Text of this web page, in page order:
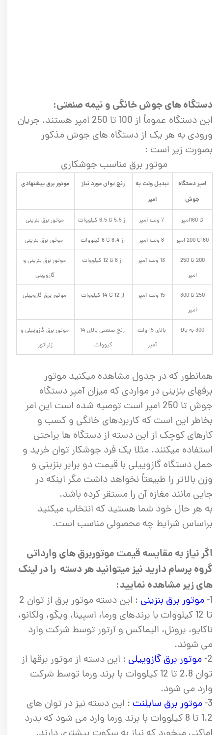
دستگاه های جوش خانگی و نیمه صنعتی:
این دستگاه عموماً از 100 تا 250 امپر هستند. جریان
ورودی به هر یک از دستگاه های جوش مذکور
بصورت زیر است :
موتور برق مناسب جوشکاری
امپر دستگاه
جوش
تبدیل ولت به
امپر
رنج توان مورد نیاز موتور برق پیشنهادی
تا 160امپر از 5.5 تا 6.5 کیلووات موتور برق بنزینی
160تا 200 امپر از 6.4 تا 8 کیلووات موتور برق بنزینی
200 تا 250
امپر
از 8 تا 12 کیلووات
موتور برق بنزینی و
گازوییلی
250 تا 300
امپر
از 12 تا 14 کیلووات موتور برق گازوییلی
300 به بالا
بالای 15 ولت
آمپر
رنج صنعتی بالای 14
کیووات
موتور برق گازوییلی و
ژنراتور
همانطور که در جدول مشاهده میکنید موتور
برقهای بنزینی در مواردی که میزان آمپر دستگاه
جوش تا 250 امپر است توصیه شده است این امر
بخاطر این است که کاربردهای خانگی و کسب و
کارهای کوچک از این دسته از دستگاه ها براحتی
استفاده میکنند. مثلا یک فرد جوشکار توان خرید و
حمل دستگاه گازوییلی با قیمت دو برابر بنزینی و
وزن بالاتر را طبیعتاً نخواهد داشت مگر اینکه در
جایی مانند مغازه آن را مستقر کرده باشد.
به هر حال خود شما هستید که انتخاب میکنید
براساس شرایط چه محصولی مناسب است.
اگر نیاز به مقایسه قیمت موتوربرق های وارداتی
گروه پرسام دارید نیز میتوانید هر دسته را در لینک
های زیر مشاهده نمایید:
1- موتور برق بنزینی
: این دسته موتور برق از توان 2
تا 12 کیلووات با برندهای ورما، اسپینا، ویگو، ولکانو،
ناکایو، برونل، الیماکس و آرتور توسط شرکت وارد
می شوند.
2- موتور برق گازوییلی : این دسته از موتور برقها از
توان 2.8 تا 12 کیلووات با برند ورما توسط شرکت
وارد می شود.
3- موتور برق سایلنت : این دسته نیز در توان های
1.2 تا 8 کیلووات با برند ورما وارد می شود که بدرد